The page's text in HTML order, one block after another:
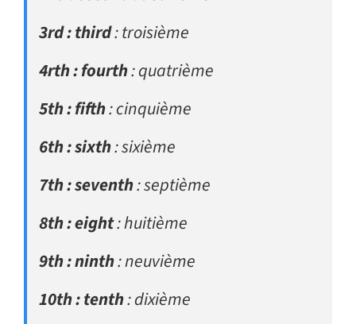
3rd : third: troisième
4rth : fourth: quatrième
5th : fifth: cinquième
6th : sixth: sixième
7th : seventh: septième
8th : eight: huitième
9th : ninth: neuvième
10th : tenth: dixième